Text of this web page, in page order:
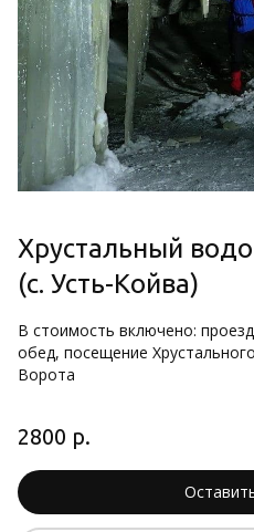
Хрустальный
(с. Усть-Койва)
В стоимость включено:
обед, посещение
Ворота
2800 р.